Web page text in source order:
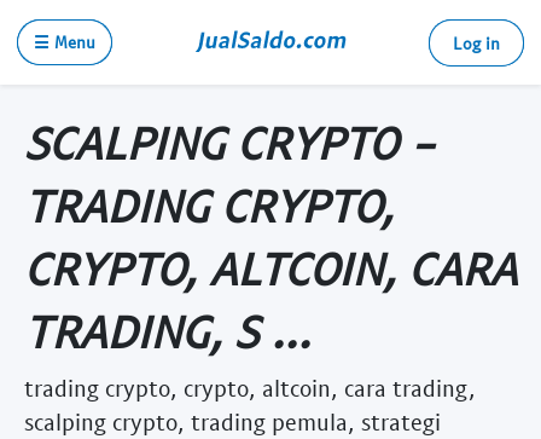
☰ Menu Log in
SCALPING CRYPTO -
TRADING CRYPTO,
CRYPTO, ALTCOIN, CARA
TRADING, S ...
trading crypto, crypto, altcoin, cara trading,
scalping crypto, trading pemula, strategi